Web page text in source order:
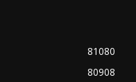
81080
80908